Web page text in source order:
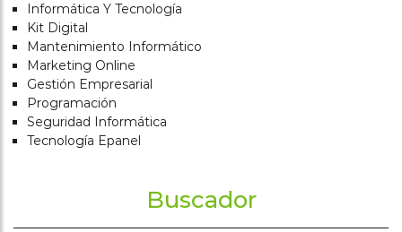
Informática Y Tecnología
Kit Digital
Mantenimiento Informático
Marketing Online
Gestión Empresarial
Programación
Seguridad Informática
Tecnología Epanel
Buscador